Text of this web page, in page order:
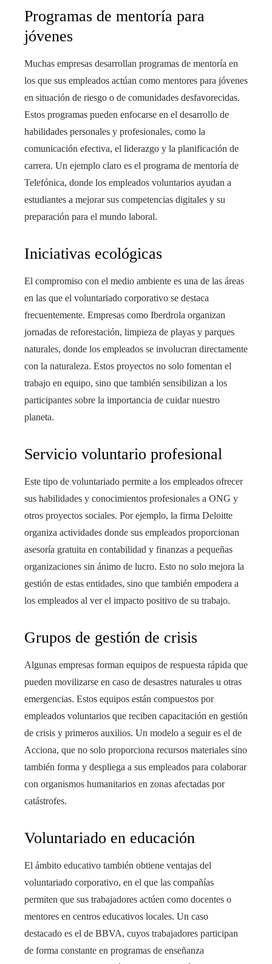
Programas de mentoría para
jóvenes
Muchas empresas desarrollan programas de mentoría en
los que sus empleados actúan como mentores para jóvenes
en situación de riesgo o de comunidades desfavorecidas.
Estos programas pueden enfocarse en el desarrollo de
habilidades personales y profesionales, como la
comunicación efectiva, el liderazgo y la planificación de
carrera. Un ejemplo claro es el programa de mentoría de
Telefónica, donde los empleados voluntarios ayudan a
estudiantes a mejorar sus competencias digitales y su
preparación para el mundo laboral.
Iniciativas ecológicas
El compromiso con el medio ambiente es una de las áreas
en las que el voluntariado corporativo se destaca
frecuentemente. Empresas como Iberdrola organizan
jornadas de reforestación, limpieza de playas y parques
naturales, donde los empleados se involucran directamente
con la naturaleza. Estos proyectos no solo fomentan el
trabajo en equipo, sino que también sensibilizan a los
participantes sobre la importancia de cuidar nuestro
planeta.
Servicio voluntario profesional
Este tipo de voluntariado permite a los empleados ofrecer
sus habilidades y conocimientos profesionales a ONG y
otros proyectos sociales. Por ejemplo, la firma Deloitte
organiza actividades donde sus empleados proporcionan
asesoría gratuita en contabilidad y finanzas a pequeñas
organizaciones sin ánimo de lucro. Esto no solo mejora la
gestión de estas entidades, sino que también empodera a
los empleados al ver el impacto positivo de su trabajo.
Grupos de gestión de crisis
Algunas empresas forman equipos de respuesta rápida que
pueden movilizarse en caso de desastres naturales u otras
emergencias. Estos equipos están compuestos por
empleados voluntarios que reciben capacitación en gestión
de crisis y primeros auxilios. Un modelo a seguir es el de
Acciona, que no solo proporciona recursos materiales sino
también forma y despliega a sus empleados para colaborar
con organismos humanitarios en zonas afectadas por
catástrofes.
Voluntariado en educación
El ámbito educativo también obtiene ventajas del
voluntariado corporativo, en el que las compañías
permiten que sus trabajadores actúen como docentes o
mentores en centros educativos locales. Un caso
destacado es el de BBVA, cuyos trabajadores participan
de forma constante en programas de enseñanza